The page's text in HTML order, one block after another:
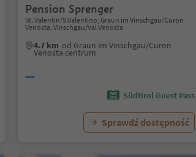
Pension Sprenger
St. Valentin/S.Valentino, Graun im Vinschgau/Curon
Venosta, Vinschgau/Val Venosta
4.7 km od Graun im Vinschgau/Curon
Venosta centrum
Südtirol Guest Pass
Sprawdź dostępność